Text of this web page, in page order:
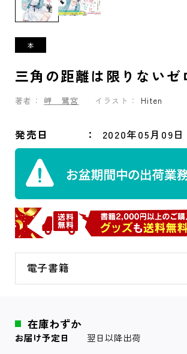
三角の距離は限りないゼ
著者： 岬 鷺宮 イラスト： Hiten
発売日 2020年05月09日
電子書籍
在庫わずか
お届け予定日 翌日以降出荷